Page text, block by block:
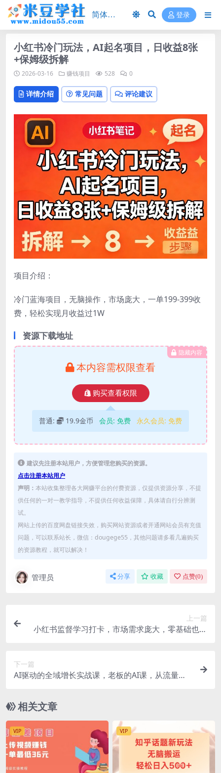
登录
小红书冷门玩法，AI起名项目，日收益8张
+保姆级拆解
2026-03-16 赚钱项目 528 0
详情介绍 常见问题 评论建议
项目介绍：
冷门蓝海项目，无脑操作，市场庞大，一单199-399收
费，轻松实现月收益过1W
资源下载地址
隐藏内容
本内容需权限查看
购买查看权限
普通: 19.9金币 会员: 免费 永久会员: 免费
建议先注册本站用户，方便管理您购买的资源。
点击注册本站用户
声明： 本站收集整理各大网赚平台的付费资源，仅提供资源分享，不提
供任何的一对一教学指导，不提供任何收益保障，具体请自行分辨测
试。
网站上传的百度网盘链接失效，购买网站资源或者开通网站会员有充值
问题，可以联系站长，微信：dougege55，其他问题请多看几遍购买
的资源教程，就可以解决！
管理员 分享 收藏 点赞(0)
上一篇
小红书监督学习打卡，市场需求庞大，零基础也能
下一篇
AI驱动的全域增长实战课，老板的AI课，从流量入
相关文章
VIP VIP